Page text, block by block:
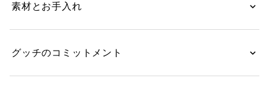
素材とお手入れ
グッチのコミットメント